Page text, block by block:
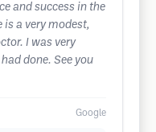
and success in the
is a very modest,
I was very
done. See you
Google